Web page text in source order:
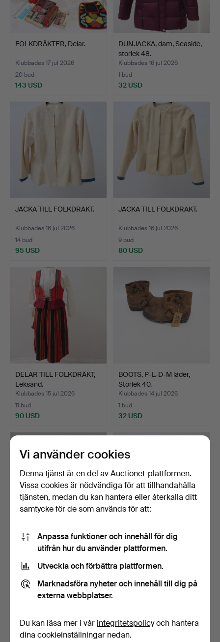
FOLKDRÄKTER, Delar.
Klubbades 17 jul 2026
20 bud
143 USD
DUNJACKA, dam, Seaside,
storlek 48.
Klubbades 16 jul 2026
1 bud
32 USD
JACKA TILL FOLKDRÄKT.
Klubbades 16 jul 2026
14 bud
95 USD
JACKA TILL FOLKDRÄKT.
Klubbades 16 jul 2026
9 bud
80 USD
DELAR TILL FOLKDRÄKT,
Leksand.
Klubbades 15 jul 2026
11 bud
90 USD
BOOTS, P-L-D-M läder,
Storlek 40.
Klubbades 14 jul 2026
1 bud
32 USD
DAMSKOR, 3 par,
Ferragamo, Santini, John, …
1 bud
32 USD
FOLKDRÄKT, Boda Kyrkby,
cirka storlek 36.
20 bud
686 USD
Vi använder cookies
Denna tjänst är en del av Auctionet-plattformen.
Vissa cookies är nödvändiga för att tillhandahålla
tjänsten, medan du kan hantera eller återkalla ditt
samtycke för de som används för att:
Anpassa funktioner och innehåll för dig
utifrån hur du använder plattformen.
Utveckla och förbättra plattformen.
Marknadsföra nyheter och innehåll till dig på
externa webbplatser.
Du kan läsa mer i vår integritetspolicyoch hantera
dina cookieinställningar nedan.